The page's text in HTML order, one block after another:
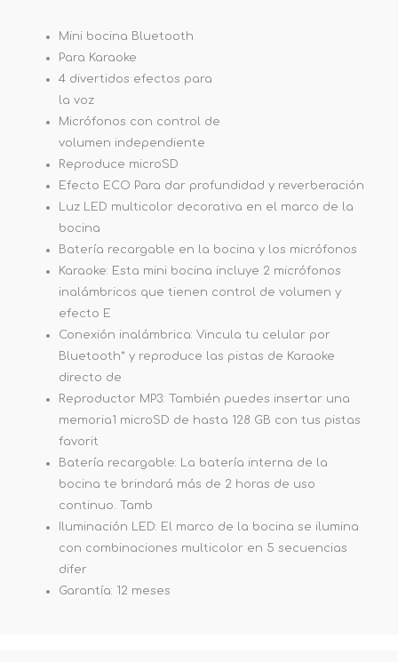
Mini bocina Bluetooth
Para Karaoke
4 divertidos efectos para
la voz
Micrófonos con control de
volumen independiente
Reproduce microSD
Efecto ECO Para dar profundidad y reverberación
Luz LED multicolor decorativa en el marco de la
bocina
Batería recargable en la bocina y los micrófonos
Karaoke: Esta mini bocina incluye 2 micrófonos
inalámbricos que tienen control de volumen y
efecto E
Conexión inalámbrica: Vincula tu celular por
Bluetooth* y reproduce las pistas de Karaoke
directo de
Reproductor MP3: También puedes insertar una
memoria1 microSD de hasta 128 GB con tus pistas
favorit
Batería recargable: La batería interna de la
bocina te brindará más de 2 horas de uso
continuo. Tamb
Iluminación LED: El marco de la bocina se ilumina
con combinaciones multicolor en 5 secuencias
difer
Garantía: 12 meses